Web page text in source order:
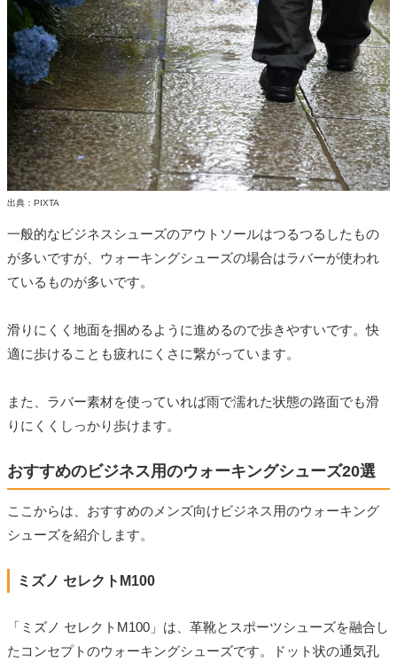
出典：PIXTA
一般的なビジネスシューズのアウトソールはつるつるしたもの
が多いですが、ウォーキングシューズの場合はラバーが使われ
ているものが多いです。
滑りにくく地面を掴めるように進めるので歩きやすいです。快
適に歩けることも疲れにくさに繋がっています。
また、ラバー素材を使っていれば雨で濡れた状態の路面でも滑
りにくくしっかり歩けます。
おすすめのビジネス用のウォーキングシューズ20選
ここからは、おすすめのメンズ向けビジネス用のウォーキング
シューズを紹介します。
ミズノ セレクトM100
「ミズノ セレクトM100」は、革靴とスポーツシューズを融合し
たコンセプトのウォーキングシューズです。ドット状の通気孔